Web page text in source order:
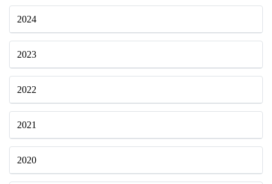
2024
2023
2022
2021
2020